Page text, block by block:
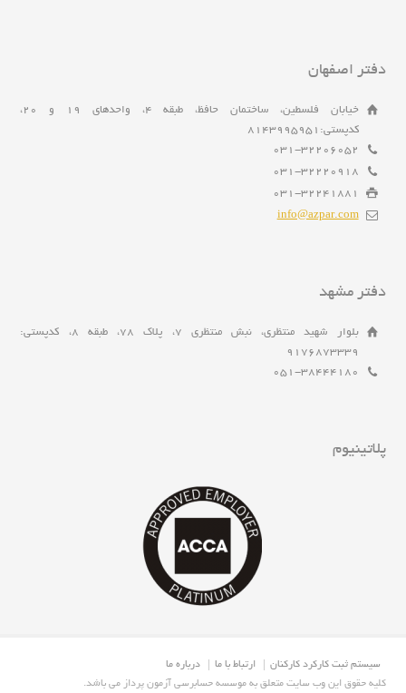
دفتر اصفهان
خیابان فلسطین، ساختمان حافظ، طبقه 4، واحدهای 19 و 20،
کدپستی:8143995951
031-32206052
031-32220918
031-32241881
info@azpar.com
دفتر مشهد
بلوار شهید منتظری، نبش منتظری 7، پلاک 78، طبقه 8، کدپستی:
9176873339
051-38444180
پلاتینیوم
درباره ما ارتباط با ما
سیستم ثبت کارکرد کارکنان
.کلیه حقوق این وب سایت متعلق به موسسه حسابرسی آزمون پرداز می باشد